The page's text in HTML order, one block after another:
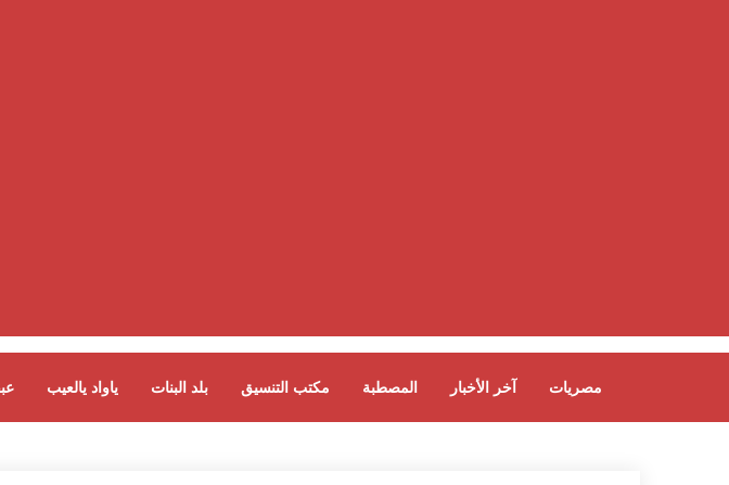
ياواد يالعيب بلد البنات مكتب التنسيق المصطبة آخر الأخبار مصريات